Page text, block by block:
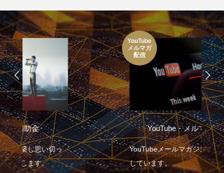
YouTube
メルマガ
配信
YouTube・メルマガ配信
YouTubeメールマガジン配信を配信
しています。